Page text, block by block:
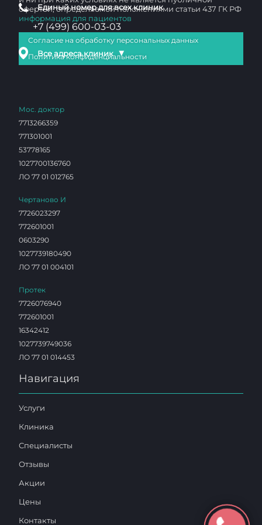
Единый номер для всех клиник
+7 (499) 600-03-03
Все адреса клиник ▼
офертой, определяемой положениями статьи 437 ГК РФ
информация для пациентов
Согласие на обработку персональных данных
Политика конфиденциальности
Мос. доктор
7713266359
771301001
53778165
1027700136760
ЛО 77 01 012765
Чертаново И
7726023297
772601001
0603290
1027739180490
ЛО 77 01 004101
Протек
7726076940
772601001
16342412
1027739749036
ЛО 77 01 014453
Навигация
Услуги
Клиника
Специалисты
Отзывы
Акции
Цены
Контакты